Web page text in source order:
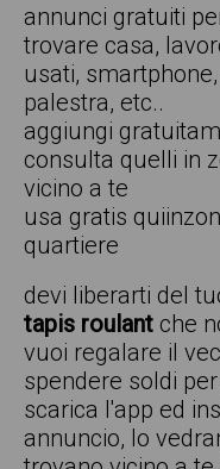
annunci gratuiti
trovare casa,
usati,
palestra, etc..
aggiungi
consulta quelli in
vicino a te
usa gratis
quartiere
devi liberarti del
tapis roulant che
vuoi regalare il
spendere soldi
scarica l'app ed
annuncio, lo